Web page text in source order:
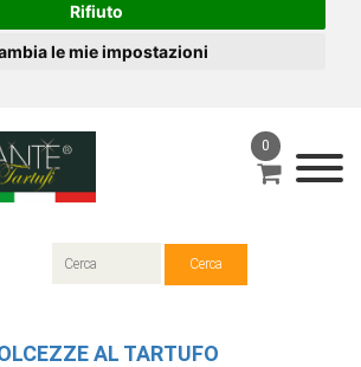
Rifiuto
le mie impostazioni
0
AL TARTUFO